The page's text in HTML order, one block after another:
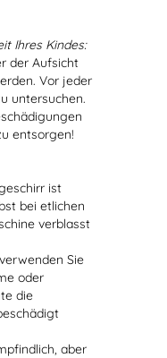
Ihres Kindes:
der Aufsicht
Vor jeder
untersuchen.
entsorgen!
ist
bei etlichen
verblasst
Sie
oder
die
aber